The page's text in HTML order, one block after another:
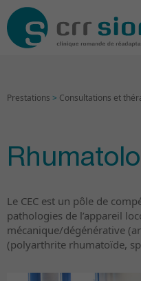
Prestations > Consultations et
Le CEC est un pôle de
pathologies de l’appareil
mécanique/dégénérative
(polyarthrite rhumatoïde,